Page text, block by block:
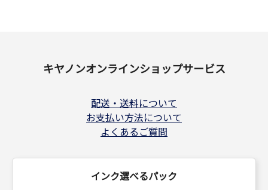
キヤノンオンラインショップサービス
配送・送料について
お支払い方法について
よくあるご質問
インク選べるパック